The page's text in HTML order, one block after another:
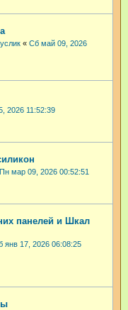
« Сб май 09, 2026
2026 11:52:39
Пн мар 09, 2026 00:52:51
панелей и Шкал
янв 17, 2026 06:08:25